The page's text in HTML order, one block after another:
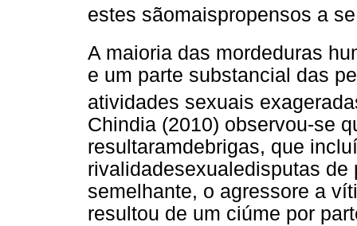
estes sãomaispropensos a
A maioria das mordeduras
e um parte substancial das
atividades sexuais
Chindia (2010) observou-se
resultaramdebrigas, que
rivalidadesexualedisputas
semelhante, o agressore a
resultou de um ciúme por